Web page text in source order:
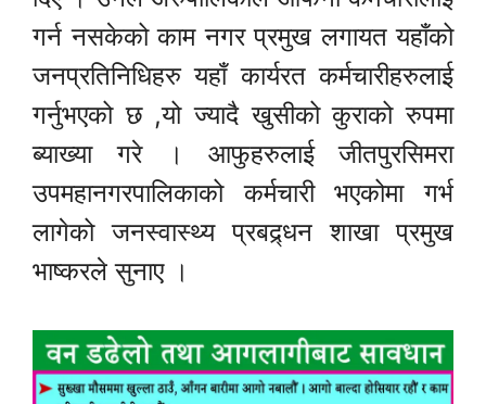
गर्न नसकेको काम नगर प्रमुख लगायत यहाँको
जनप्रतिनिधिहरु यहाँ कार्यरत कर्मचारीहरुलाई
गर्नुभएको छ ,यो ज्यादै खुसीको कुराको रुपमा
ब्याख्या गरे । आफुहरुलाई जीतपुरसिमरा
उपमहानगरपालिकाको कर्मचारी भएकोमा गर्भ
लागेको जनस्वास्थ्य प्रबद्र्धन शाखा प्रमुख
भाष्करले सुनाए ।